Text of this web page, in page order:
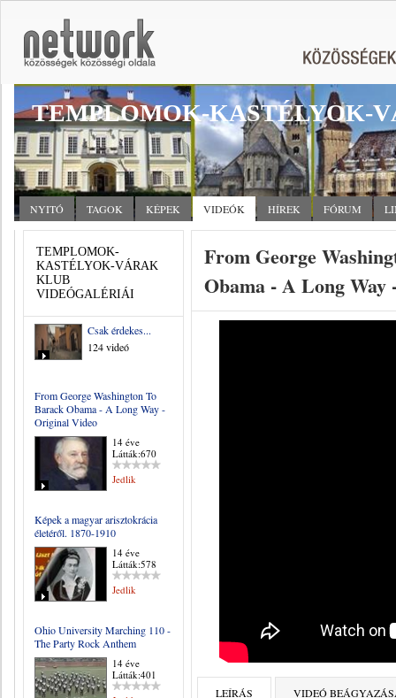
TEMPLOMOK-KASTÉLYOK-
NYITÓ TAGOK KÉPEK VIDEÓK HÍREK FÓRUM
TEMPLOMOK-
KASTÉLYOK-VÁRAK
KLUB
VIDEÓGALÉRIÁI
Csak érdekes...
124 videó
From George Washington To
Barack Obama - A Long Way -
Original Video
14 éve
Látták:670
Jedlik
Képek a magyar arisztokrácia
életéről. 1870-1910
14 éve
Látták:578
Jedlik
Ohio University Marching 110 -
The Party Rock Anthem
14 éve
Látták:401
From George
Obama - A Long
LEÍRÁS VIDEÓ